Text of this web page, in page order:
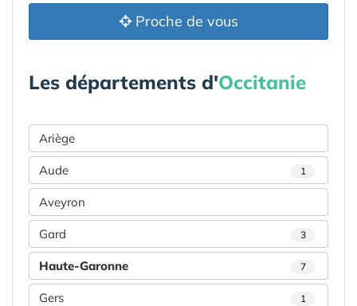
Proche de vous
Les départements d'Occitanie
Ariège
Aude 1
Aveyron
Gard 3
Haute-Garonne 7
Gers 1